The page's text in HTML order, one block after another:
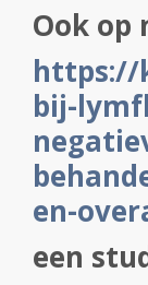
Ook op
https://
bij-
en-
een